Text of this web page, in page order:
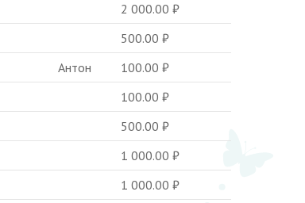
2 000.00₽
500.00₽
Антон 100.00₽
100.00₽
500.00₽
1 000.00₽
1 000.00₽